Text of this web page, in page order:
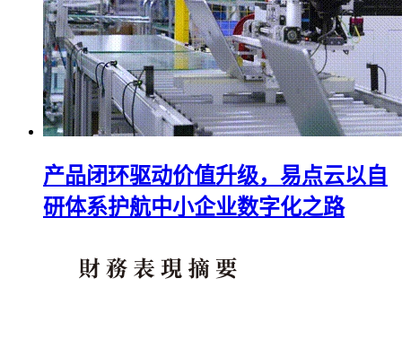
产品闭环驱动价值升级，易点云以自
研体系护航中小企业数字化之路